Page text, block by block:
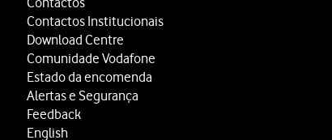
Contactos Institucionais
Download Centre
Comunidade Vodafone
Estado da encomenda
Alertas e Segurança
Feedback
English